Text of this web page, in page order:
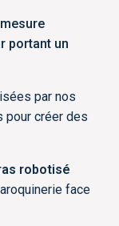
portant un
par nos
pour créer des
robotisé
face